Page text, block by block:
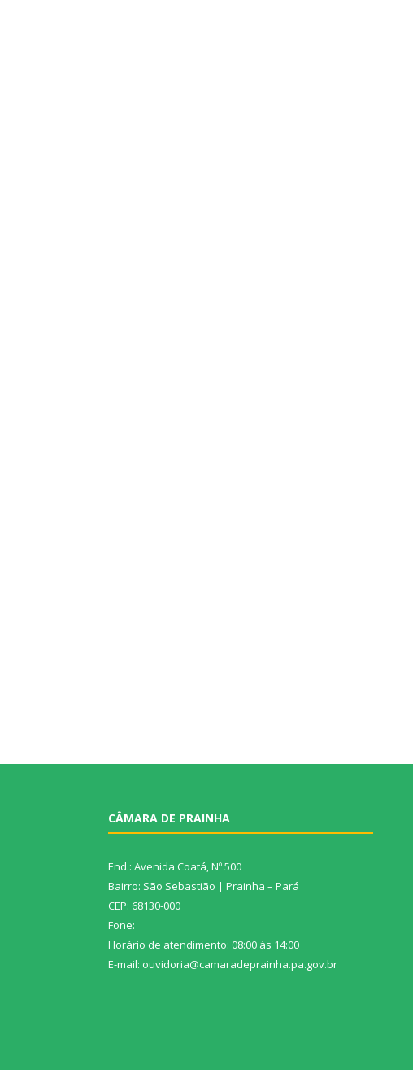
CÂMARA DE PRAINHA
End.: Avenida Coatá, Nº 500
Bairro: São Sebastião | Prainha – Pará
CEP: 68130-000
Fone:
Horário de atendimento: 08:00 às 14:00
E-mail: ouvidoria@camaradeprainha.pa.gov.br